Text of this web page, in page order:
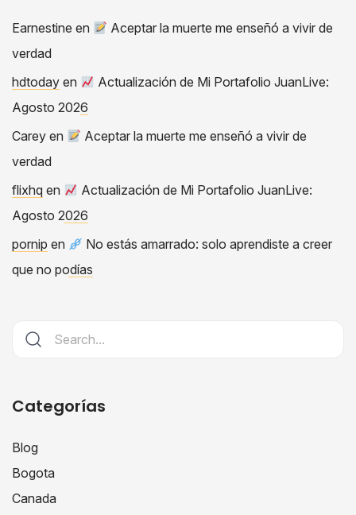
Earnestine en
Aceptar la muerte me enseñó a vivir de
verdad
hdtoday en
Actualización de Mi Portafolio JuanLive:
Agosto 2026
Carey en
Aceptar la muerte me enseñó a vivir de
verdad
flixhq en
Actualización de Mi Portafolio JuanLive:
Agosto 2026
pornip en
No estás amarrado: solo aprendiste a creer
que no podías
Categorías
Blog
Bogota
Canada